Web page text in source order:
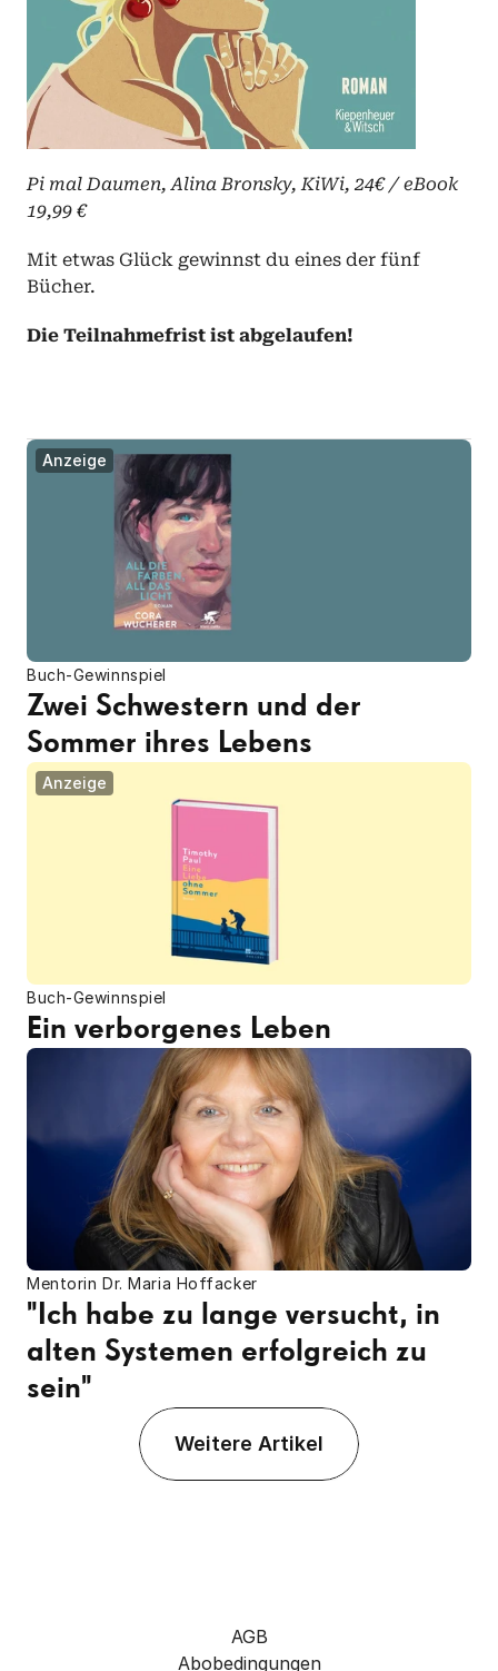
Pi mal Daumen, Alina Bronsky, KiWi, 24€ / eBook
19,99 €
Mit etwas Glück gewinnst du eines der fünf
Bücher.
Die Teilnahmefrist ist abgelaufen!
Anzeige
Buch-Gewinnspiel
Zwei Schwestern und der
Sommer ihres Lebens
Anzeige
Buch-Gewinnspiel
Ein verborgenes Leben
Mentorin Dr. Maria Hoffacker
"Ich habe zu lange versucht, in
alten Systemen erfolgreich zu
sein"
Weitere Artikel
AGB
Abobedingungen